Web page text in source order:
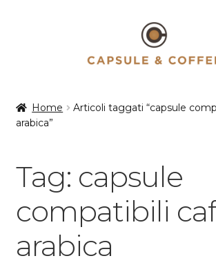
Home
Articoli taggati “capsule
arabica”
Tag: capsule
compatibili
arabica